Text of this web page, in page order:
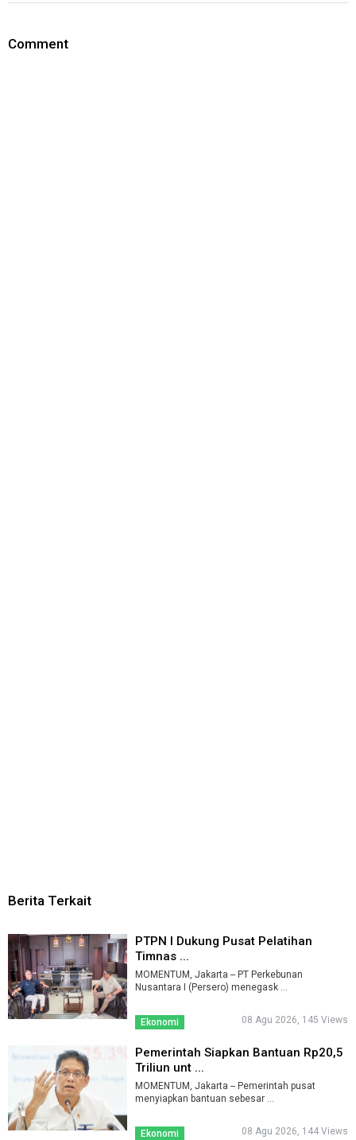
Comment
Berita Terkait
PTPN I Dukung Pusat Pelatihan
Timnas ...
MOMENTUM, Jakarta -- PT Perkebunan
Nusantara I (Persero) menegask ...
Ekonomi 08 Agu 2026, 145 Views
Pemerintah Siapkan Bantuan Rp20,5
Triliun unt ...
MOMENTUM, Jakarta -- Pemerintah pusat
Ekonomi 08 Agu 2026, 144 Views